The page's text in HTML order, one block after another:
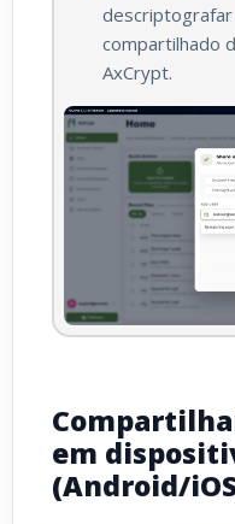
compartilhado
AxCrypt.
em
(Android/